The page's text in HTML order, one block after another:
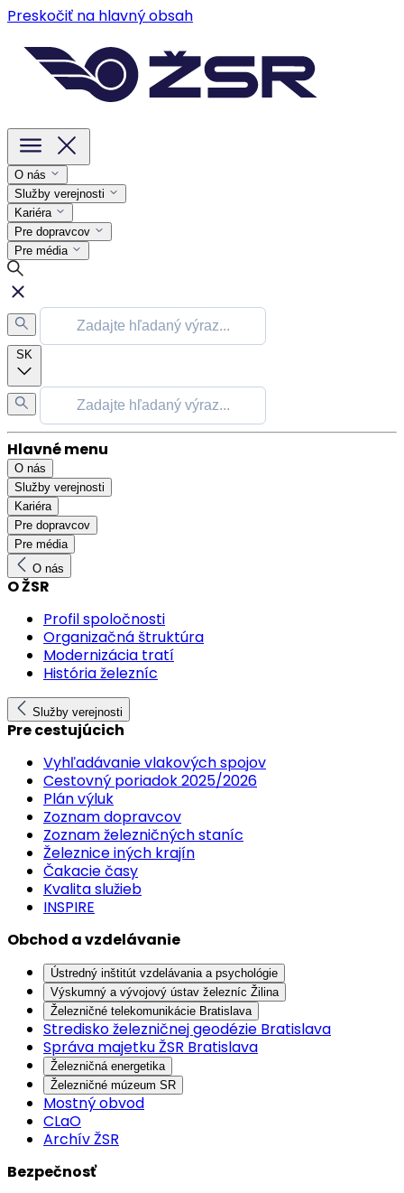
Preskočiť na hlavný obsah
O nás
Služby verejnosti
Kariéra
Pre dopravcov
Pre média
SK
Hlavné menu
O nás
Služby verejnosti
Kariéra
Pre dopravcov
Pre média
O nás
O ŽSR
Profil spoločnosti
Organizačná štruktúra
Modernizácia tratí
História železníc
Služby verejnosti
Pre cestujúcich
Vyhľadávanie vlakových spojov
Cestovný poriadok 2025/2026
Plán výluk
Zoznam dopravcov
Zoznam železničných staníc
Železnice iných krajín
Čakacie časy
Kvalita služieb
INSPIRE
Obchod a vzdelávanie
Ústredný inštitút vzdelávania a psychológie
Výskumný a vývojový ústav železníc Žilina
Železničné telekomunikácie Bratislava
Stredisko železničnej geodézie Bratislava
Správa majetku ŽSR Bratislava
Železničná energetika
Železničné múzeum SR
Mostný obvod
CLaO
Archív ŽSR
Bezpečnosť